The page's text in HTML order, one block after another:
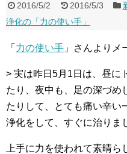
2016/5/2 2016/5/3
浄化の「力の使い手」
「 力の使い手 」さんよりメ
> 実は昨日5月1日は、昼に
たり、夜中も、足の深づめ
たりして、とても痛い辛い
浄化をして、すぐに治りま
上手に力を使われて素晴ら